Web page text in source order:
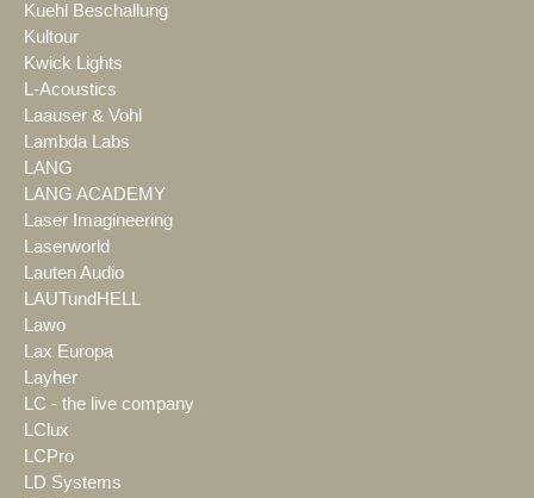
Kuehl Beschallung
Kultour
Kwick Lights
L-Acoustics
Laauser & Vohl
Lambda Labs
LANG
LANG ACADEMY
Laser Imagineering
Laserworld
Lauten Audio
LAUTundHELL
Lawo
Lax Europa
Layher
LC - the live company
LClux
LCPro
LD Systems